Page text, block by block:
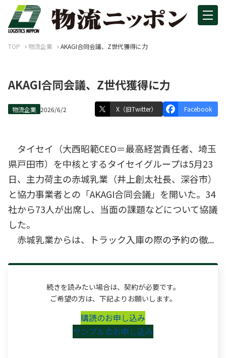
TOP 物流企業 AKAGI合同会議、Z世代獲得に力
AKAGI合同会議、Z世代獲得に力
物流企業 2026/6/2 X（旧Twitter） Facebook
タイセイ（大西昭範CEO＝最高経営責任者、埼玉
県戸田市）を中核とするタイセイグループは5月23
日、主力荷主の赤城乳業（井上創太社長、深谷市）
と協力事業者との「AKAGI合同会議」を開いた。34
社から73人が出席し、当面の課題などについて協議
した。
赤城乳業からは、トラック入庫の際の予約の徹...
続きを読みたい場合は、契約が必要です。
ご希望の方は、下記よりお願いします。
購読のお申し込み
サンプルのお申し込み